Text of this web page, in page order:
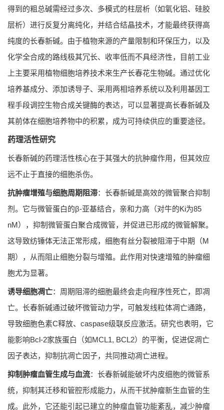
得到的粗总碱需经过多次、多模式的柱层析（如氧化铝、硅胶
层析）进行反复分离纯化，并结合结晶技术，才能最终获得高
纯度的长春新碱。由于植物来源的产量限制和环保压力，以及
化学全合成的路线极其冗长、收率低而不具经济性，目前工业
上主要采用植物细胞培养技术来生产长春花生物碱。通过优化
培养基成分、添加诱导子、采用两相培养系统以及利用基因工
程手段调控生物合成关键酶的表达，可以显著提高长春新碱及
其前体在细胞培养物中的积累，成为可持续供应的重要途径。
药理活性研究
长春新碱的药理活性核心在于其强大的抗肿瘤作用，但其效应
远不止于直接的细胞杀伤。
抗肿瘤增殖与细胞周期阻滞：长春新碱是高效的微管聚合抑制
剂。它与微管蛋白的β-亚基结合，亲和力高（对牛的Ki为85
nM），抑制微管蛋白聚合成微管，并促进已形成的微管解聚。
这导致纺锤体无法正常形成，细胞有丝分裂被阻滞于中期（M
期），从而阻止细胞分裂与增殖。此作用对快速增殖的肿瘤细
胞尤为显著。
诱导细胞凋亡：周期阻滞的细胞最终会走向程序性死亡，即凋
亡。长春新碱通过破坏微管动力学，可触发线粒体凋亡通路，
导致细胞色素C释放、caspase级联反应激活。研究也表明，它
能影响Bcl-2家族蛋白（如MCL1, BCL2）的平衡，促进促凋亡
因子表达，抑制抗凋亡因子，共同推动凋亡进程。
抑制肿瘤血管生成与血流：长春新碱能破坏内皮细胞的微管系
统，抑制其迁移和管腔形成能力，从而干扰肿瘤新生血管的生
成。此外，它还能引起已建立的肿瘤血管功能紊乱，减少肿瘤